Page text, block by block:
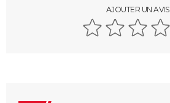
AJOUTER UN AVIS